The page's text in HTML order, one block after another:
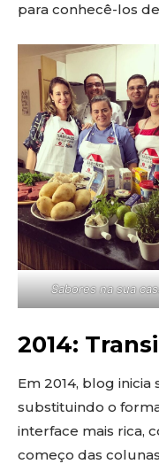
para conhecê-los
Sabores na sua
2014:
Em 2014, blog
substituindo o
interface mais rica,
começo das